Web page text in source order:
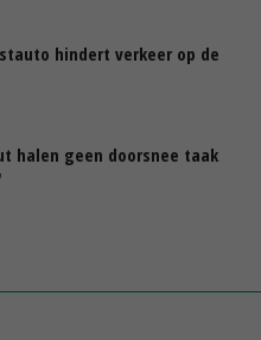
hindert verkeer op de
halen geen doorsnee taak